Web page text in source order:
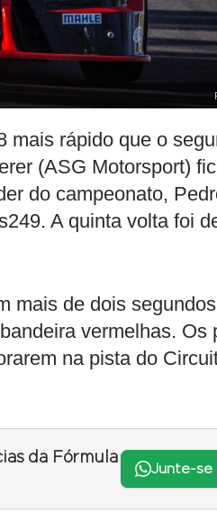
mais rápido que o
(ASG Motorsport)
do campeonato,
A quinta volta foi
mais de dois
vermelhas. Os
na pista do
da Fórmula
Junte-se